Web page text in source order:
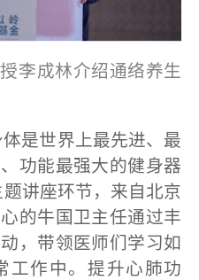
李成林介绍通络养生
是世界上最先进、最
功能最强大的健身器
讲座环节，来自北京
的牛国卫主任通过丰
，带领医师们学习如
工作中。提升心肺功